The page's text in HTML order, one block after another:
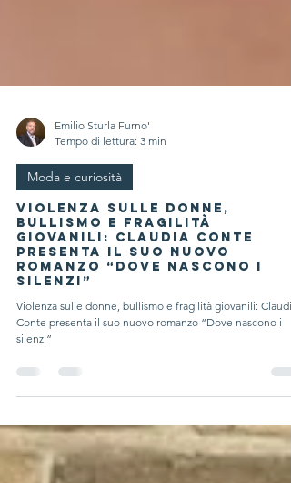
Emilio Sturla Furno'
Tempo di lettura: 3 min
Moda e curiosità
Violenza sulle donne,
bullismo e fragilità
giovanili: Claudia Conte
romanzo “Dove nascono i
silenzi”
Violenza sulle donne, bullismo e fragilità giovanili: Claudia
silenzi”